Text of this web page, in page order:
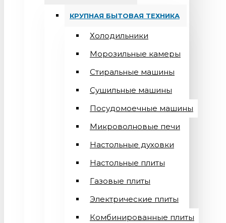
КРУПНАЯ БЫТОВАЯ ТЕХНИКА
Холодильники
Морозильные камеры
Стиральные машины
Сушильные машины
Посудомоечные машины
Микроволновые печи
Настольные духовки
Настольные плиты
Газовые плиты
Электрические плиты
Комбинированные плиты